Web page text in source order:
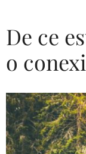
De ce
o